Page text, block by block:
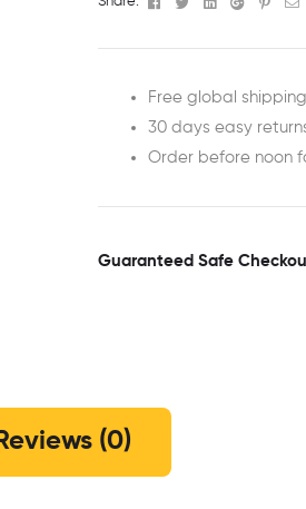
Free global
30 days easy
Order before noon
Guaranteed Safe
(0)